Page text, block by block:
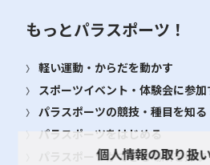
もっとパラスポーツ！
軽い運動・からだを動かす
スポーツイベント・体験会に参加
パラスポーツの競技・種目を知る
パラスポーツをはじめる
パラスポーツができる場所を探す
個人情報の取り扱